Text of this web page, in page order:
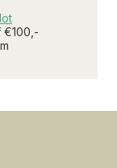
€100,-